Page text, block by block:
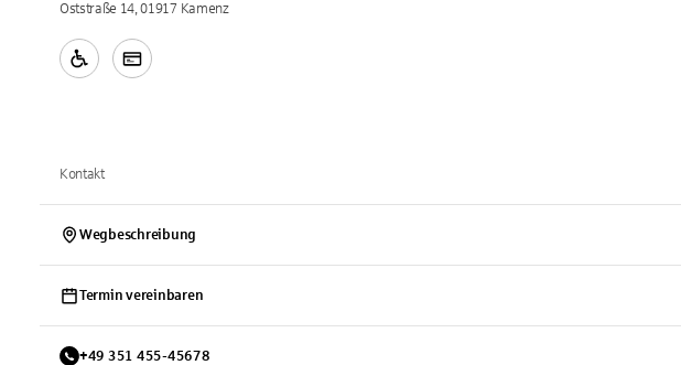
Oststraße 14, 01917 Kamenz
Kontakt
Wegbeschreibung
Termin vereinbaren
+49 351 455-45678